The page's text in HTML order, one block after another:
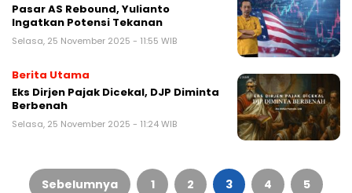
Pasar AS Rebound, Yulianto
Ingatkan Potensi Tekanan
Selasa, 25 November 2025 - 11:55 WIB
Berita Utama
Eks Dirjen Pajak Dicekal, DJP Diminta
Berbenah
Selasa, 25 November 2025 - 11:24 WIB
Paginasi
pos
Sebelumnya 1 2 3 4 5